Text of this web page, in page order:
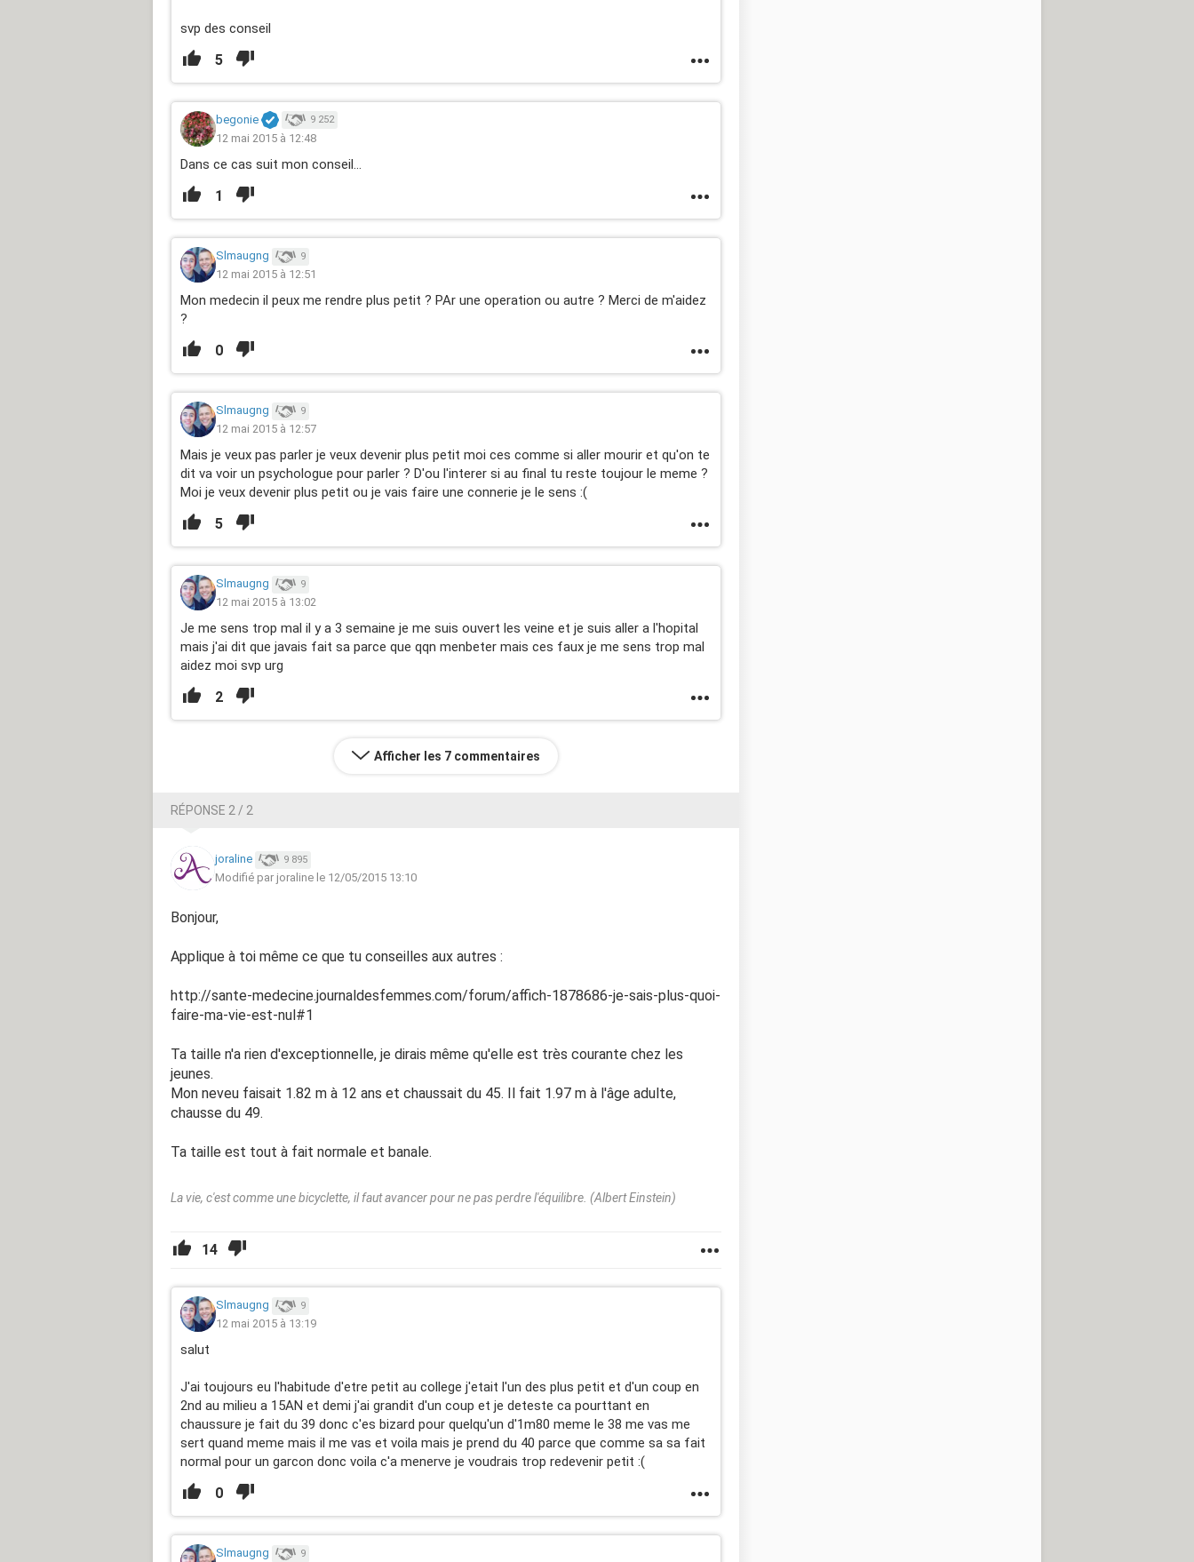
svp des conseil
5
begonie 9 252
12 mai 2015 à 12:48
Dans ce cas suit mon conseil...
1
Slmaugng 9
12 mai 2015 à 12:51
Mon medecin il peux me rendre plus petit ? PAr une operation ou autre ? Merci de m'aidez
?
0
Slmaugng 9
12 mai 2015 à 12:57
Mais je veux pas parler je veux devenir plus petit moi ces comme si aller mourir et qu'on te
dit va voir un psychologue pour parler ? D'ou l'interer si au final tu reste toujour le meme ?
Moi je veux devenir plus petit ou je vais faire une connerie je le sens :(
5
Slmaugng 9
12 mai 2015 à 13:02
Je me sens trop mal il y a 3 semaine je me suis ouvert les veine et je suis aller a l'hopital
mais j'ai dit que javais fait sa parce que qqn menbeter mais ces faux je me sens trop mal
aidez moi svp urg
2
Afficher les 7 commentaires
RÉPONSE 2 / 2
joraline 9 895
Modifié par joraline le 12/05/2015 13:10
Bonjour,
Applique à toi même ce que tu conseilles aux autres :
http://sante-medecine.journaldesfemmes.com/forum/affich-1878686-je-sais-plus-quoi-
faire-ma-vie-est-nul#1
Ta taille n'a rien d'exceptionnelle, je dirais même qu'elle est très courante chez les
jeunes.
Mon neveu faisait 1.82 m à 12 ans et chaussait du 45. Il fait 1.97 m à l'âge adulte,
chausse du 49.
Ta taille est tout à fait normale et banale.
La vie, c'est comme une bicyclette, il faut avancer pour ne pas perdre l'équilibre. (Albert Einstein)
14
Slmaugng 9
12 mai 2015 à 13:19
salut
J'ai toujours eu l'habitude d'etre petit au college j'etait l'un des plus petit et d'un coup en
2nd au milieu a 15AN et demi j'ai grandit d'un coup et je deteste ca pourttant en
chaussure je fait du 39 donc c'es bizard pour quelqu'un d'1m80 meme le 38 me vas me
sert quand meme mais il me vas et voila mais je prend du 40 parce que comme sa sa fait
normal pour un garcon donc voila c'a menerve je voudrais trop redevenir petit :(
0
Slmaugng 9